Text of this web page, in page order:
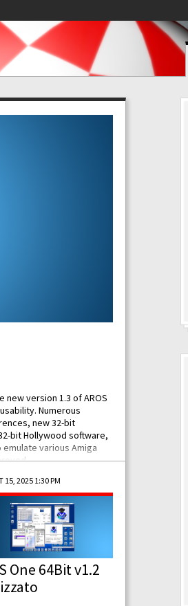
new version 1.3 of AROS
Numerous
new 32-bit
bit Hollywood software,
various Amiga
15, 2025 1:30 PM
One 64Bit v1.2